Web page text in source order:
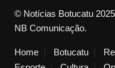
© Notícias Botucatu
NB Comunicação.
Home Botucatu